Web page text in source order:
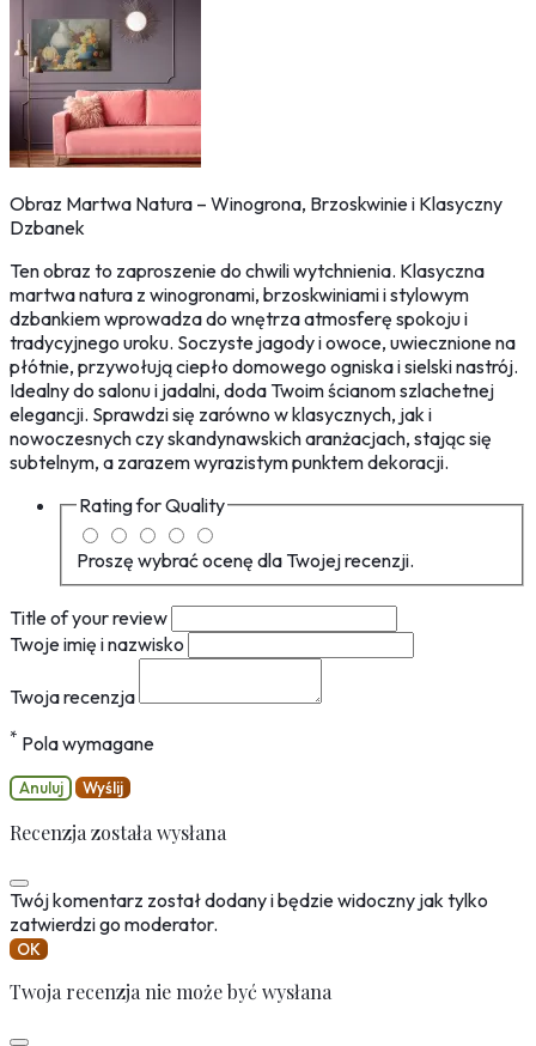
Obraz Martwa Natura – Winogrona, Brzoskwinie i Klasyczny
Dzbanek
Ten obraz to zaproszenie do chwili wytchnienia. Klasyczna
martwa natura z winogronami, brzoskwiniami i stylowym
dzbankiem wprowadza do wnętrza atmosferę spokoju i
tradycyjnego uroku. Soczyste jagody i owoce, uwiecznione na
płótnie, przywołują ciepło domowego ogniska i sielski nastrój.
Idealny do salonu i jadalni, doda Twoim ścianom szlachetnej
elegancji. Sprawdzi się zarówno w klasycznych, jak i
nowoczesnych czy skandynawskich aranżacjach, stając się
subtelnym, a zarazem wyrazistym punktem dekoracji.
Rating forQuality
Proszę wybrać ocenę dla Twojej recenzji.
Title of your review
Twoje imię i nazwisko
Twoja recenzja
* Pola wymagane
Anuluj Wyślij
Recenzja została wysłana
Twój komentarz został dodany i będzie widoczny jak tylko
zatwierdzi go moderator.
OK
Twoja recenzja nie może być wysłana